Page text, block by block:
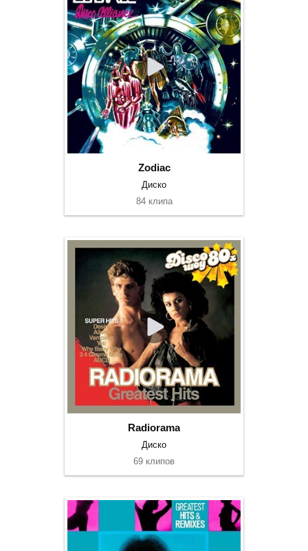
Zodiac
Диско
84 клипа
Radiorama
Диско
69 клипов